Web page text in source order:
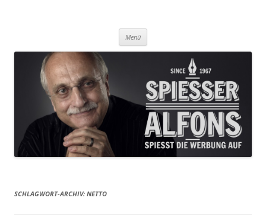
Spiesser Alfons
Menü
springen
SCHLAGWORT-ARCHIV: NETTO